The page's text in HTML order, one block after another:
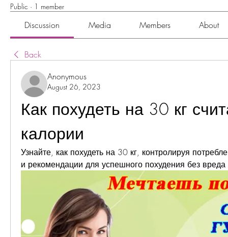
Public · 1 member
Discussion Media Members About
Back
Anonymous
August 26, 2023
Как похудеть на 30 кг
калории
Узнайте, как похудеть на 30 кг, контролируя
и рекомендации для успешного похудения без